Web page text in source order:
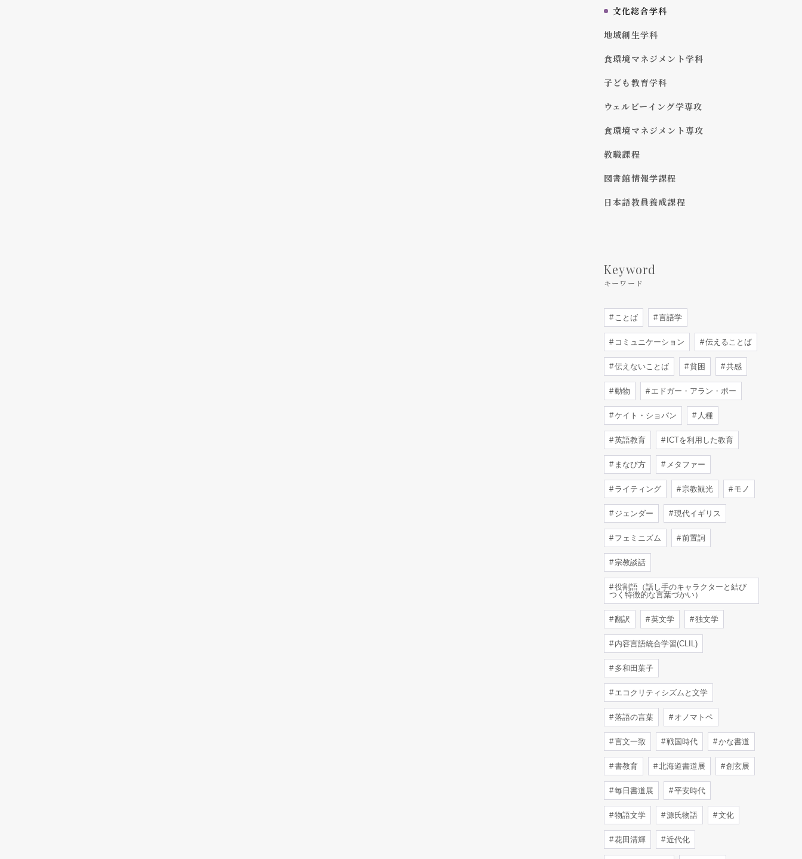
文化総合学科
地域創生学科
食環境マネジメント学科
子ども教育学科
ウェルビーイング学専攻
食環境マネジメント専攻
教職課程
図書館情報学課程
日本語教員養成課程
Keyword
キーワード
ことば 言語学
コミュニケーション 伝えることば
伝えないことば 貧困 共感
動物 エドガー・アラン・ポー
ケイト・ショパン 人種
英語教育 ICTを利用した教育
まなび方 メタファー
ライティング 宗教観光 モノ
ジェンダー 現代イギリス
フェミニズム 前置詞
宗教談話
役割語（話し手のキャラクターと結び
つく特徴的な言葉づかい）
翻訳 英文学 独文学
内容言語統合学習(CLIL)
多和田葉子
エコクリティシズムと文学
落語の言葉 オノマトペ
言文一致 戦国時代 かな書道
書教育 北海道書道展 創玄展
毎日書道展 平安時代
物語文学 源氏物語 文化
花田清輝 近代化